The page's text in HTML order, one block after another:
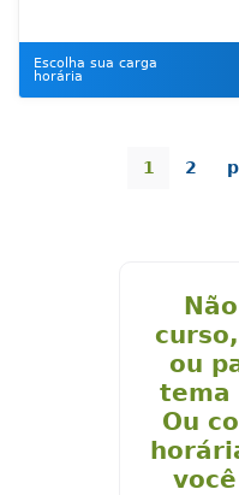
Escolha sua carga
horária
1 2
ou
tema
Ou